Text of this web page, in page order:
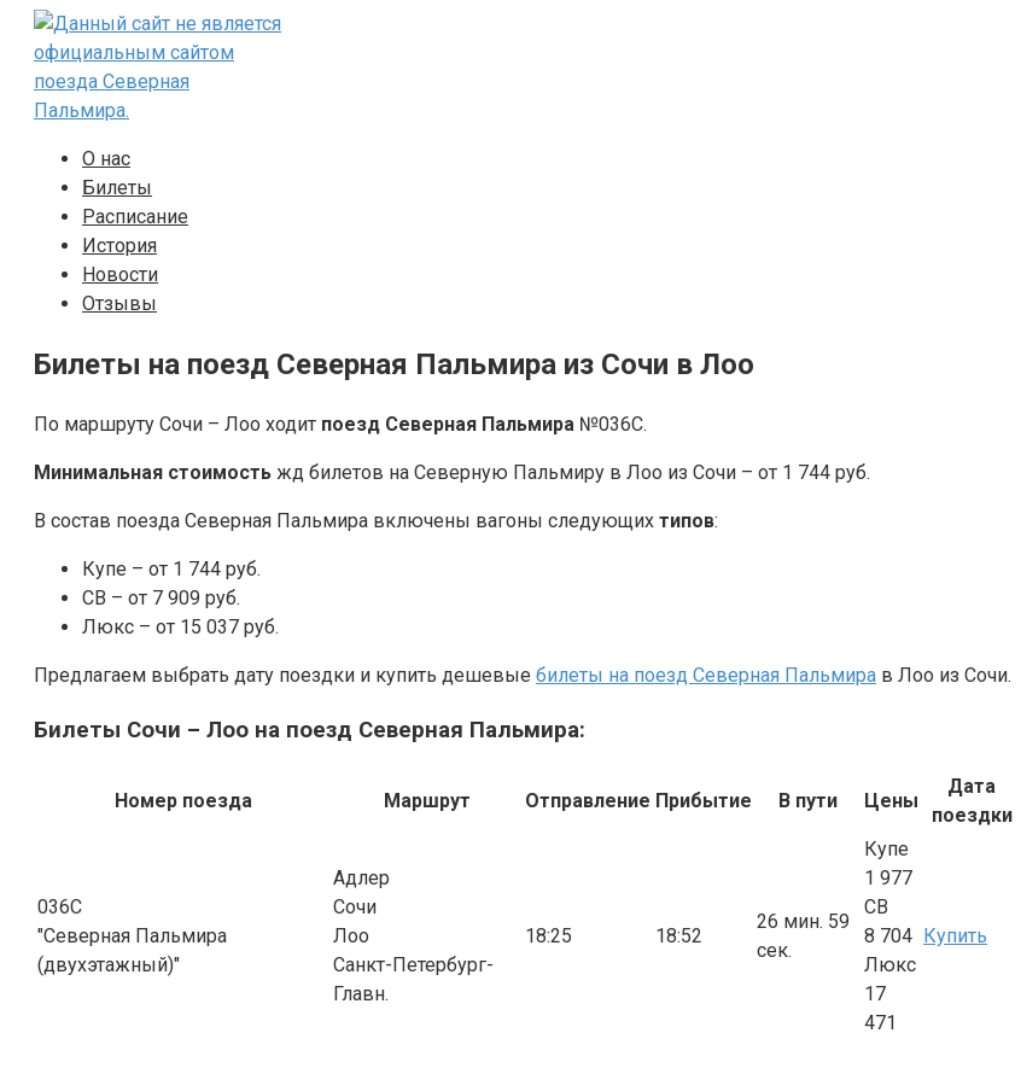
Перейти
контенту
О нас
Билеты
Расписание
История
Новости
Отзывы
Билеты на поезд Северная Пальмира из Сочи в Лоо
По маршруту Сочи – Лоо ходит поезд Северная Пальмира №036С.
Минимальная стоимость жд билетов на Северную Пальмиру в Лоо из Сочи – от 1 744 руб.
В состав поезда Северная Пальмира включены вагоны следующих типов:
Купе – от 1 744 руб.
СВ – от 7 909 руб.
Люкс – от 15 037 руб.
Предлагаем выбрать дату поездки и купить дешевые билеты на поезд Северная Пальмира в Лоо из Сочи.
Билеты Сочи – Лоо на поезд Северная Пальмира:
Номер поезда Маршрут Отправление Прибытие В пути Цены
Дата
поездки
036С
"Северная Пальмира
(двухэтажный)"
Адлер
Сочи
Лоо
Санкт-Петербург-
Главн.
18:25 18:52
26 мин. 59
сек.
Купе
1 977
СВ
8 704
Люкс
17
471
Купить